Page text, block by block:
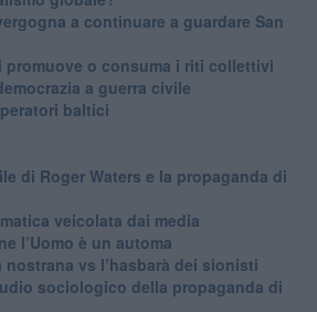
a continuare a guardare San
promuove o consuma i riti collettivi
a guerra civile
baltici
di Roger Waters e la propaganda di
veicolata dai media
l’Uomo è un automa
vs l’hasbarà dei sionisti
sociologico della propaganda di